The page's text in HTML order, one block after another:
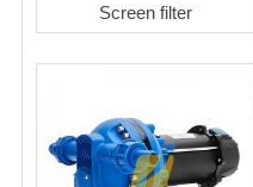
Screen filter